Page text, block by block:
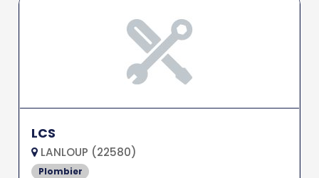
LCS
LANLOUP (22580)
Plombier